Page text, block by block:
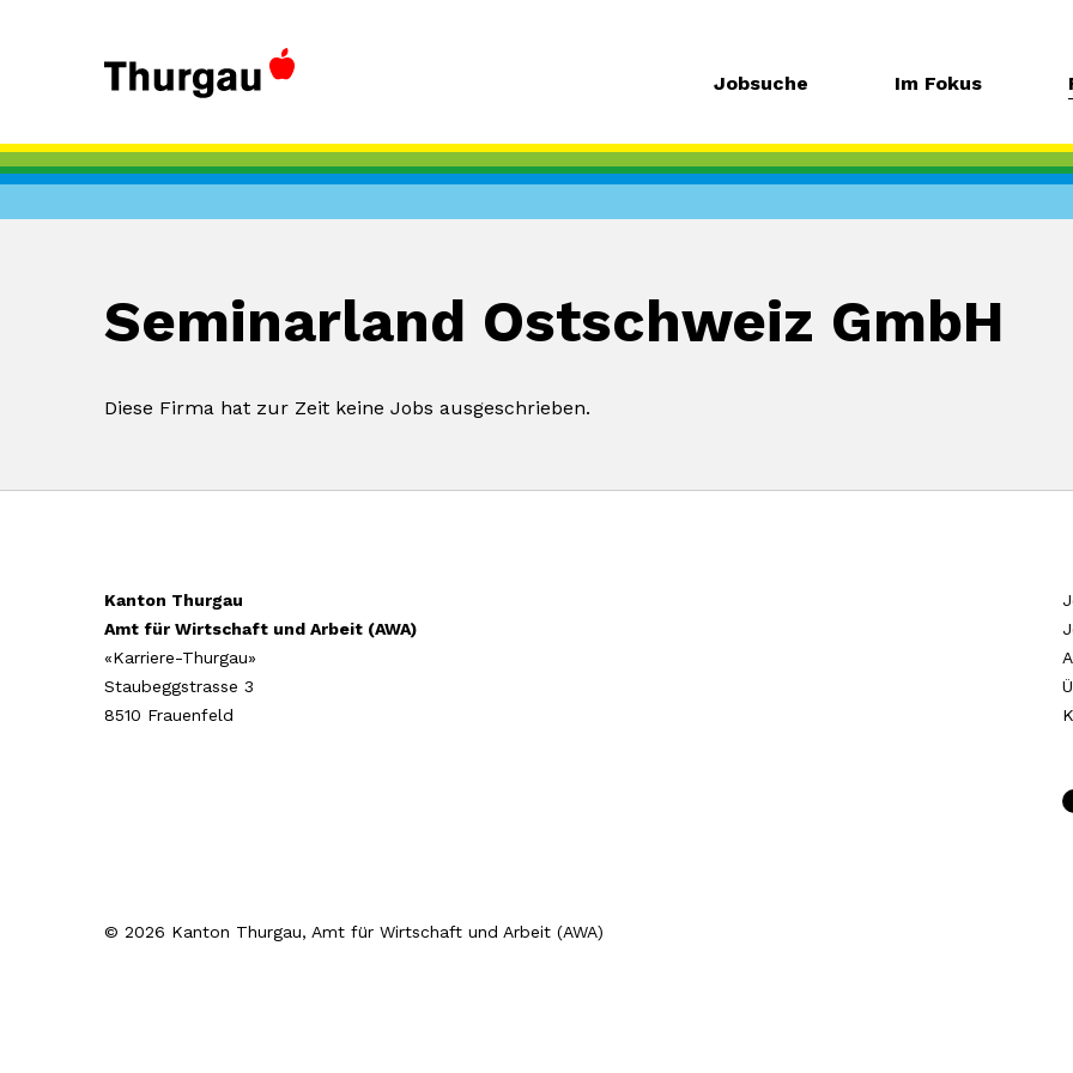
Jobsuche Im Fokus
Seminarland Ostschweiz GmbH
Diese Firma hat zur Zeit keine Jobs ausgeschrieben.
Kanton Thurgau
Amt für Wirtschaft und Arbeit (AWA)
«Karriere-Thurgau»
Staubeggstrasse 3
8510 Frauenfeld
© 2026 Kanton Thurgau, Amt für Wirtschaft und Arbeit (AWA)